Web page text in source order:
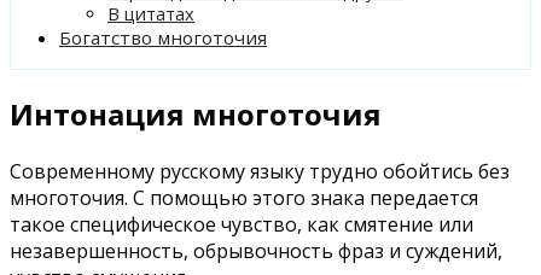
В цитатах
Богатство многоточия
Интонация многоточия
Современному русскому языку трудно обойтись без
многоточия. С помощью этого знака передается
такое специфическое чувство, как смятение или
незавершенность, обрывочность фраз и суждений,